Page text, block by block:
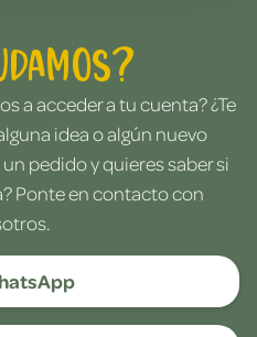
a acceder a tu cuenta? ¿Te
idea o algún nuevo
pedido y quieres saber si
Ponte en contacto con